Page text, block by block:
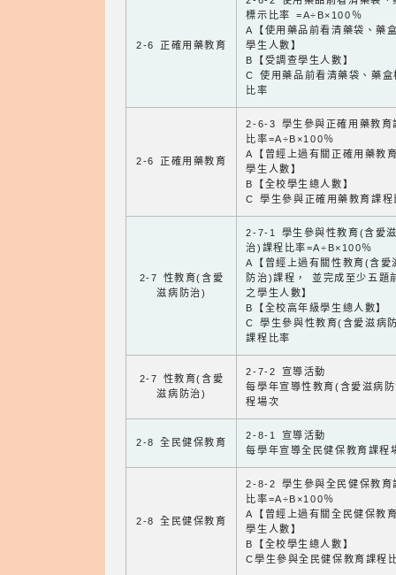
2-6 正確用藥教育
標示比率 =A÷B×100％
A【使用藥品前看清藥袋、藥
學生人數】
B【受調查學生人數】
C 使用藥品前看清藥袋、藥盒
比率
2-6 正確用藥教育
2-6-3 學生參與正確用藥教育
比率=A÷B×100％
A【曾經上過有關正確用藥教
學生人數】
B【全校學生總人數】
C 學生參與正確用藥教育課程
2-7 性教育(含愛
滋病防治)
2-7-1 學生參與性教育(含愛
治)課程比率=A÷B×100％
A【曾經上過有關性教育(含愛
防治)課程， 並完成至少五題
之學生人數】
B【全校高年級學生總人數】
C 學生參與性教育(含愛滋病
課程比率
2-7 性教育(含愛
滋病防治)
2-7-2 宣導活動
每學年宣導性教育(含愛滋病
程場次
2-8 全民健保教育
2-8-1 宣導活動
每學年宣導全民健保教育課程
2-8 全民健保教育
2-8-2 學生參與全民健保教育
比率=A÷B×100％
A【曾經上過有關全民健保教
學生人數】
B【全校學生總人數】
C學生參與全民健保教育課程